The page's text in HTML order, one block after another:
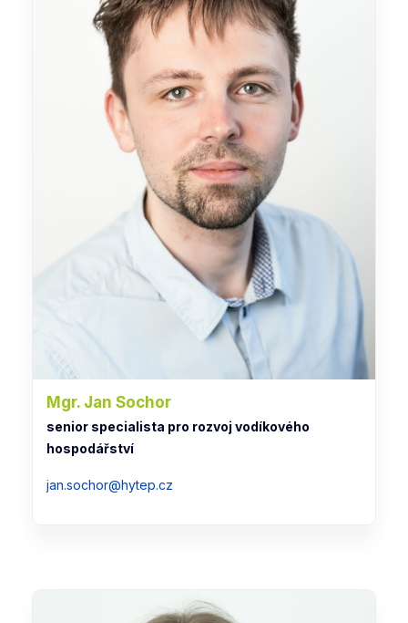
Mgr. Jan Sochor
senior specialista pro rozvoj vodíkového
hospodářství
jan.sochor@hytep.cz